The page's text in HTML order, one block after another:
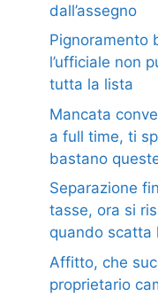
dall’assegno
Pignoramento
l’ufficiale non
tutta la lista
Mancata
a full time, ti
bastano
Separazione
tasse, ora si
quando scatta
Affitto, che
proprietario